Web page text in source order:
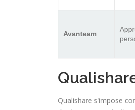
Avanteam
Qualishare s'impose